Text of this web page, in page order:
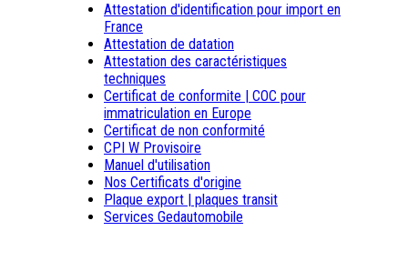
Attestation d'identification pour import en
France
Attestation de datation
Attestation des caractéristiques
techniques
Certificat de conformite | COC pour
immatriculation en Europe
Certificat de non conformité
CPI W Provisoire
Manuel d'utilisation
Nos Certificats d'origine
Plaque export | plaques transit
Services Gedautomobile